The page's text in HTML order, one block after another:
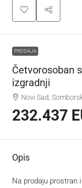
PRODAJA
Četvorosoban
izgradnji
Novi Sad,
232.437
Opis
Na prodaju prostran